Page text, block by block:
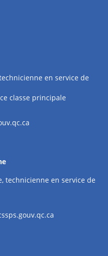
en service de
classe principale
technicienne en service de